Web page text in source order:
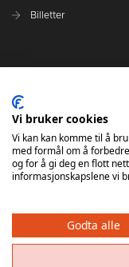
Billetter
Ansvarlig redaktør:
Haslum HK har ikke ansvar for
av materiale fra
Vi bruker cookies
Vi kan kan komme til å
med formål om å
og for å gi deg en flott
informasjonskapslene vi
Godta alle